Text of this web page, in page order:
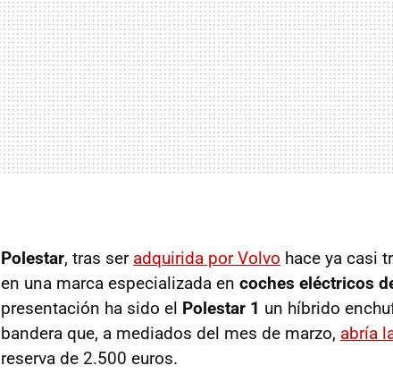
Polestar, tras ser adquirida por Volvo hace ya casi
en una marca especializada en coches eléctricos
presentación ha sido el Polestar 1 un híbrido
bandera que, a mediados del mes de marzo, abría
reserva de 2.500 euros.